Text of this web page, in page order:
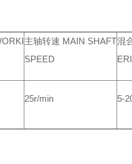
主轴转速 MAIN SHAFT
SPEED
混
25r/min 5-